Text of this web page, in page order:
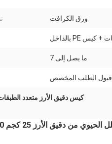
ورق الكرافت
ما يصل إلى 7
قبول الطلب المخصص
كيس دقيق الأرز متعدد الطبقات 25